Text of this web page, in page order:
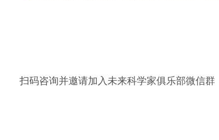
扫码咨询并邀请加入未来科学家俱乐部微信群